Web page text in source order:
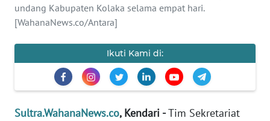
undang Kabupaten Kolaka selama empat hari.
[WahanaNews.co/Antara]
Ikuti Kami di:
Sultra.WahanaNews.co, Kendari -Tim Sekretariat
TENTANG
KAMI
MEDIA
REDAKSI